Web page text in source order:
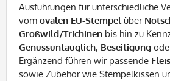
Ausführungen für unterschiedliche
vom ovalen EU-Stempelüber
Großwild/Trichinen bis hin zu
Genussuntauglich, Beseitigung
Ergänzend führen wir passende
sowie Zubehör wie Stempelkissen